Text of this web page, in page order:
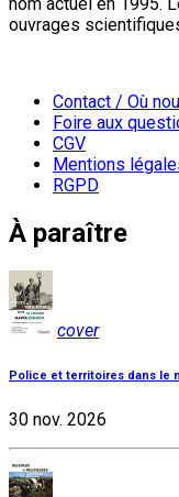
ouvrages
Contact / Où
Foire aux
CGV
Mentions
RGPD
À paraître
cover
Police et territoires dans le
30 nov. 2026